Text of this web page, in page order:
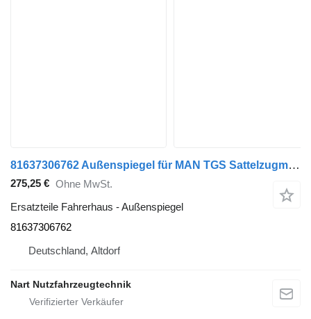
81637306762 Außenspiegel für MAN TGS Sattelzugmaschine
275,25 € Ohne MwSt.
Ersatzteile Fahrerhaus - Außenspiegel
81637306762
Deutschland, Altdorf
Nart Nutzfahrzeugtechnik